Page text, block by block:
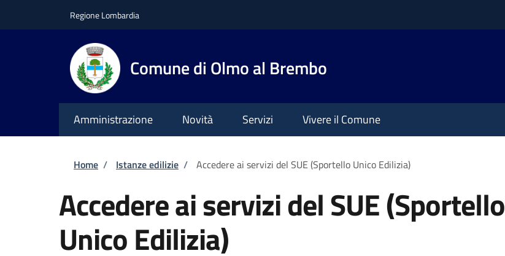
Regione Lombardia
Comune di Olmo al Brembo
Amministrazione Novità Servizi Vivere il Comune
Briciole di pane
Home / Istanze edilizie / Accedere ai servizi del SUE (Sportello Unico Edilizia)
Accedere ai servizi del SUE (Sportello
Unico Edilizia)